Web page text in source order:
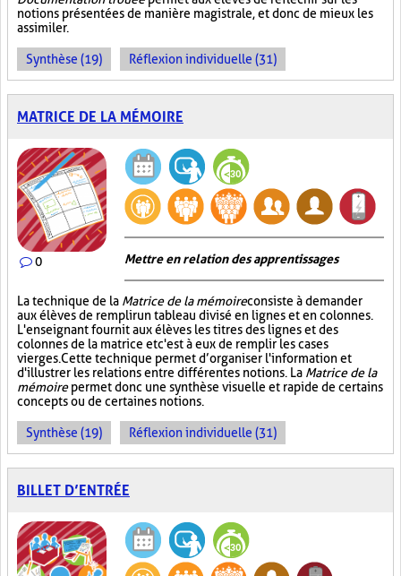
notions présentées de manière magistrale, et donc de mieux les
assimiler.
Synthèse (19) Réflexion individuelle (31)
MATRICE DE LA MÉMOIRE
0 Mettre en relation des apprentissages
La technique de la Matrice de la mémoireconsiste à demander
aux élèves de remplir un tableau divisé en lignes et en colonnes.
L'enseignant fournit aux élèves les titres des lignes et des
colonnes de la matrice et c'est à eux de remplir les cases
vierges. Cette technique permet d’organiser l'information et
d'illustrer les relations entre différentes notions. La Matrice de la
mémoirepermet donc une synthèse visuelle et rapide de certains
concepts ou de certaines notions.
Synthèse (19) Réflexion individuelle (31)
BILLET D’ENTRÉE